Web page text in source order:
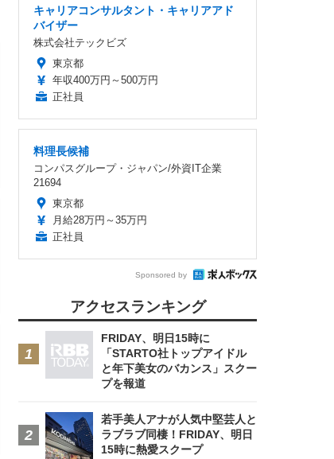
キャリアコンサルタント・キャリアアド
バイザー
株式会社テックビズ
東京都
年収400万円～500万円
正社員
料理長候補
コンパスグループ・ジャパン/外資IT企業
21694
東京都
月給28万円～35万円
正社員
Sponsored by
アクセスランキング
FRIDAY、明日15時に
「STARTO社トップアイドル
と年下美女のバカンス」スクー
プを報道
若手美人アナが人気中堅芸人と
ラブラブ同棲！FRIDAY、明日
15時に熱愛スクープ